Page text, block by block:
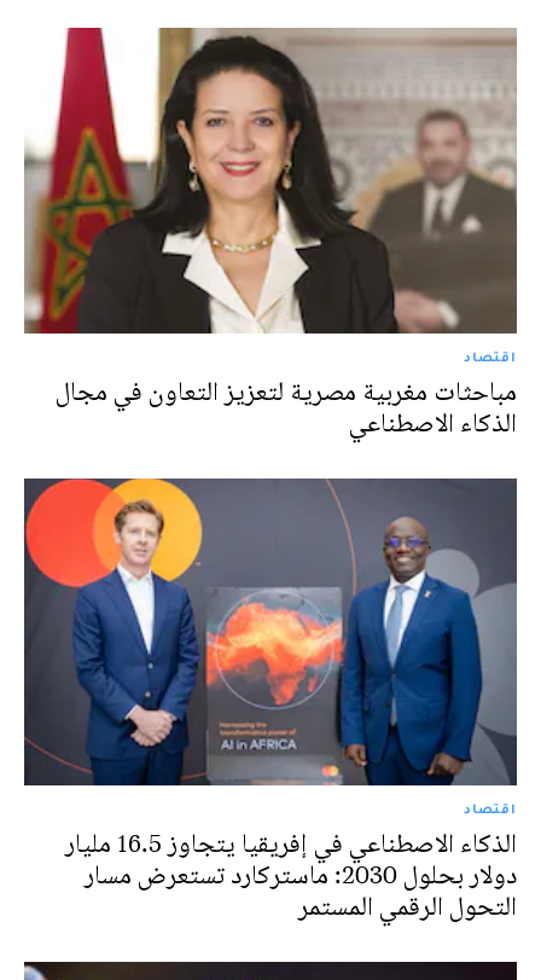
اقتصاد
مباحثات مغربية مصرية لتعزيز التعاون في مجال
الذكاء الاصطناعي
اقتصاد
الذكاء الاصطناعي في إفريقيا يتجاوز 16.5 مليار
دولار بحلول 2030: ماستركارد تستعرض مسار
التحول الرقمي المستمر